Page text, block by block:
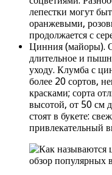
лепестки могут
оранжевыми,
продолжается с
Цинния (майоры).
длительное и
уходу. Клумба с
более 20 сортов,
красками; сорта
высотой, от 50 см
стоят в букете:
привлекательный